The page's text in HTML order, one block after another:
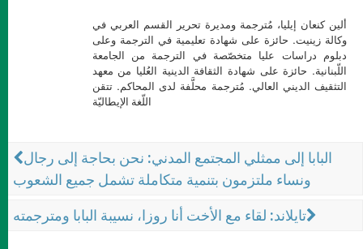
ألين كنعان إيليا، مُترجمة ومديرة تحرير القسم العربي في
وكالة زينيت. حائزة على شهادة تعليمية في الترجمة وعلى
دبلوم دراسات عليا متخصّصة في الترجمة من الجامعة
اللّبنانية. حائزة على شهادة الثقافة الدينية العُليا من معهد
التثقيف الديني العالي. مُترجمة محلَّفة لدى المحاكم. تتقن
اللّغة الإيطاليّة
البابا إلى ممثلي المجتمع المدني: نحن بحاجة إلى رجال
ونساء ملتزمون بتنمية متكاملة تشمل جميع الشعوب
تايلاند: لقاء مع الأخت أنا روزا، نسيبة البابا ومترجمته